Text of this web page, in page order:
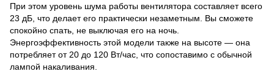
При этом уровень шума работы вентилятора составляет всего
23 дБ, что делает его практически незаметным. Вы сможете
спокойно спать, не выключая его на ночь.
Энергоэффективность этой модели также на высоте — она
потребляет от 20 до 120 Вт/час, что сопоставимо с обычной
лампой накаливания.